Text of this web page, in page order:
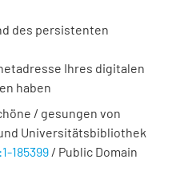
des persistenten
Ihres digitalen
haben
/ gesungen von
Universitätsbibliothek
185399 / Public Domain